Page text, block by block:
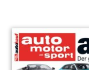
Main image
Click to view image in